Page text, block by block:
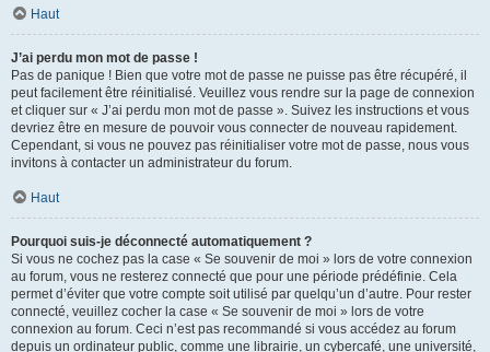
Haut
J’ai perdu mon mot de passe !
Pas de panique ! Bien que votre mot de passe ne puisse pas être récupéré, il
peut facilement être réinitialisé. Veuillez vous rendre sur la page de connexion
et cliquer sur « J’ai perdu mon mot de passe ». Suivez les instructions et vous
devriez être en mesure de pouvoir vous connecter de nouveau rapidement.
Cependant, si vous ne pouvez pas réinitialiser votre mot de passe, nous vous
invitons à contacter un administrateur du forum.
Haut
Pourquoi suis-je déconnecté automatiquement ?
Si vous ne cochez pas la case « Se souvenir de moi » lors de votre connexion
au forum, vous ne resterez connecté que pour une période prédéfinie. Cela
permet d’éviter que votre compte soit utilisé par quelqu’un d’autre. Pour rester
connecté, veuillez cocher la case « Se souvenir de moi » lors de votre
connexion au forum. Ceci n’est pas recommandé si vous accédez au forum
depuis un ordinateur public, comme une librairie, un cybercafé, une université,